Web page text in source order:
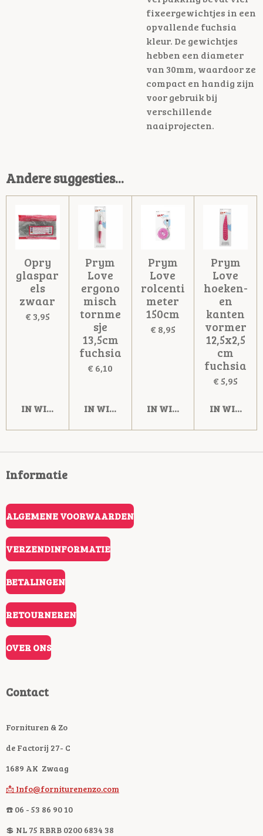
fixeergewichtjes in een
opvallende fuchsia
kleur. De gewichtjes
hebben een diameter
van 30mm, waardoor ze
compact en handig zijn
voor gebruik bij
verschillende
naaiprojecten.
Andere suggesties...
Opry
glaspar
els
zwaar
€ 3,95
IN WINKELWAGEN
Prym
Love
ergono
misch
tornme
sje
13,5cm
fuchsia
€ 6,10
IN WINKELWAGEN
Prym
Love
rolcenti
meter
150cm
€ 8,95
IN WINKELWAGEN
Prym
Love
hoeken-
en
kanten
vormer
12,5x2,5
cm
fuchsia
€ 5,95
IN
Informatie
ALGEMENE VOORWAARDEN
VERZENDINFORMATIE
BETALINGEN
RETOURNEREN
OVER ONS
Contact
Fornituren & Zo
de Factorij 27- C
1689 AK Zwaag
📩 Info@forniturenenzo.com
☎️ 06 - 53 86 90 10
💲 NL 75 RBRB 0200 6834 38